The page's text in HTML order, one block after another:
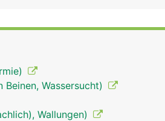
Beinen, Wassersucht)
Wallungen)